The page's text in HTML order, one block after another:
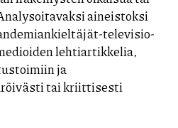
aineistoksi
televisio-
lehtiartikkelia,
ja
tai kriittisesti